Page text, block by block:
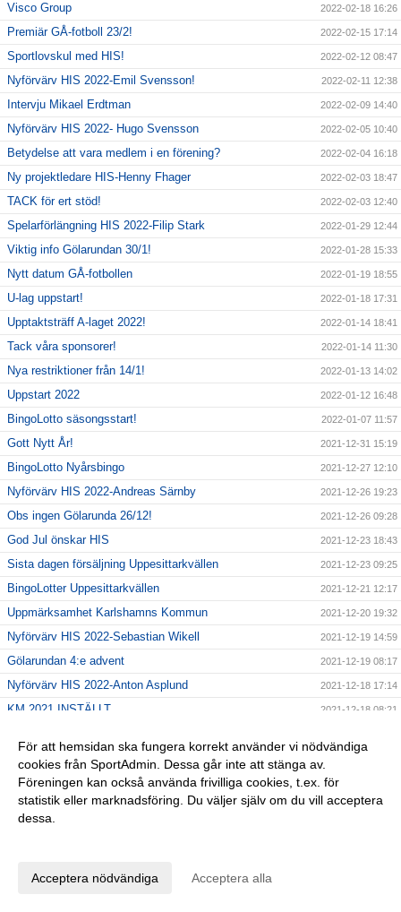
Visco Group 2022-02-18 16:26
Premiär GÅ-fotboll 23/2! 2022-02-15 17:14
Sportlovskul med HIS! 2022-02-12 08:47
Nyförvärv HIS 2022-Emil Svensson! 2022-02-11 12:38
Intervju Mikael Erdtman 2022-02-09 14:40
Nyförvärv HIS 2022- Hugo Svensson 2022-02-05 10:40
Betydelse att vara medlem i en förening? 2022-02-04 16:18
Ny projektledare HIS-Henny Fhager 2022-02-03 18:47
TACK för ert stöd! 2022-02-03 12:40
Spelarförlängning HIS 2022-Filip Stark 2022-01-29 12:44
Viktig info Gölarundan 30/1! 2022-01-28 15:33
Nytt datum GÅ-fotbollen 2022-01-19 18:55
U-lag uppstart! 2022-01-18 17:31
Upptaktsträff A-laget 2022! 2022-01-14 18:41
Tack våra sponsorer! 2022-01-14 11:30
Nya restriktioner från 14/1! 2022-01-13 14:02
Uppstart 2022 2022-01-12 16:48
BingoLotto säsongsstart! 2022-01-07 11:57
Gott Nytt År! 2021-12-31 15:19
BingoLotto Nyårsbingo 2021-12-27 12:10
Nyförvärv HIS 2022-Andreas Särnby 2021-12-26 19:23
Obs ingen Gölarunda 26/12! 2021-12-26 09:28
God Jul önskar HIS 2021-12-23 18:43
Sista dagen försäljning Uppesittarkvällen 2021-12-23 09:25
BingoLotter Uppesittarkvällen 2021-12-21 12:17
Uppmärksamhet Karlshamns Kommun 2021-12-20 19:32
Nyförvärv HIS 2022-Sebastian Wikell 2021-12-19 14:59
Gölarundan 4:e advent 2021-12-19 08:17
Nyförvärv HIS 2022-Anton Asplund 2021-12-18 17:14
KM 2021 INSTÄLLT 2021-12-18 08:21
Nyförvärv HIS 2022-Samem Sattar
Vi söker nya ledare! 2021-12-14 20:02
Gölarundan 12/12 2021-12-10 12:22
Ny info Gölarundan 5/12!
För att hemsidan ska fungera korrekt använder vi nödvändiga
cookies från SportAdmin. Dessa går inte att stänga av.
Föreningen kan också använda frivilliga cookies, t.ex. för
statistik eller marknadsföring. Du väljer själv om du vill acceptera
dessa.
Acceptera nödvändiga Acceptera alla